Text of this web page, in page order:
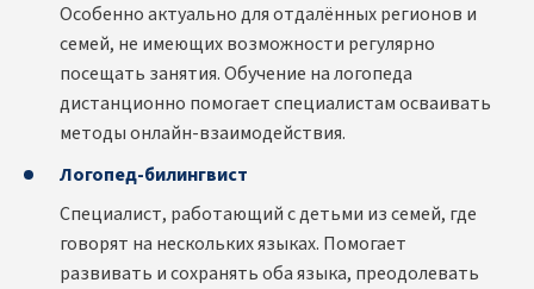
Особенно актуально для отдалённых регионов и
семей, не имеющих возможности регулярно
посещать занятия. Обучение на логопеда
дистанционно помогает специалистам осваивать
методы онлайн-взаимодействия.
Логопед-билингвист
Специалист, работающий с детьми из семей, где
говорят на нескольких языках. Помогает
развивать и сохранять оба языка, преодолевать